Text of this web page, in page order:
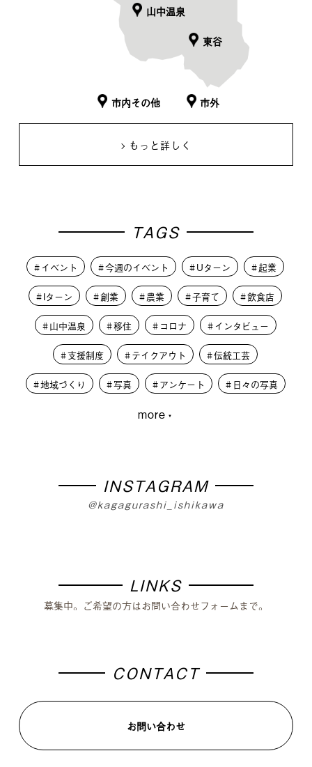
山中温泉
東谷
市内その他 市外
もっと詳しく
TAGS
イベント 今週のイベント Uターン 起業
Iターン 創業 農業 子育て 飲食店
山中温泉 移住 コロナ インタビュー
支援制度 テイクアウト 伝統工芸
地域づくり 写真 アンケート 日々の写真
PLUSKAGA
more
INSTAGRAM
@kagagurashi_ishikawa
LINKS
募集中。ご希望の方はお問い合わせフォームまで。
CONTACT
お問い合わせ